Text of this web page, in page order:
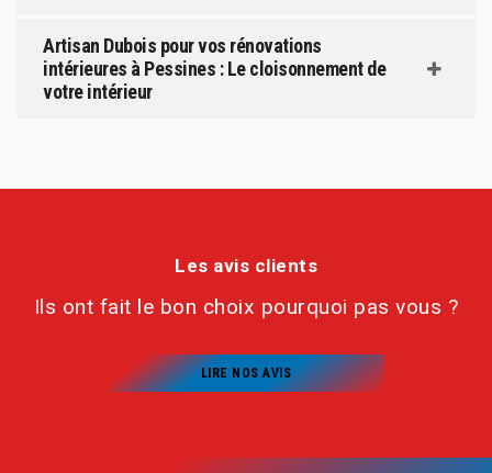
Artisan Dubois pour vos rénovations
intérieures à Pessines : Le cloisonnement de
votre intérieur
Les avis clients
Ils ont fait le bon choix pourquoi pas vous ?
LIRE NOS AVIS